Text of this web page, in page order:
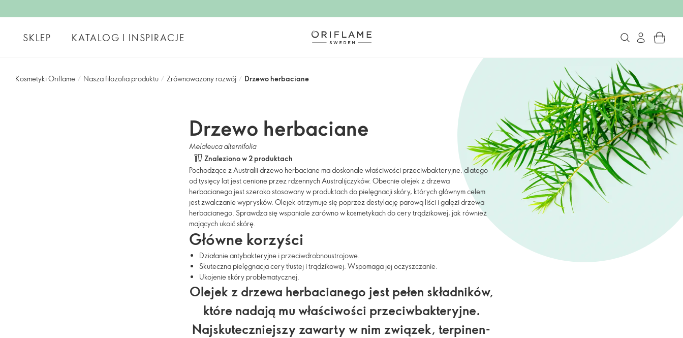
SKLEP KATALOG I INSPIRACJE
Kosmetyki Oriflame / Nasza filozofia produktu / Zrównoważony rozwój / Drzewo herbaciane
Drzewo herbaciane
Melaleuca alternifolia
Znaleziono w 2 produktach
Pochodzące z Australii drzewo herbaciane ma doskonałe właściwości przeciwbakteryjne, dlatego
od tysięcy lat jest cenione przez rdzennych Australijczyków. Obecnie olejek z drzewa
herbacianego jest szeroko stosowany w produktach do pielęgnacji skóry, których głównym celem
jest zwalczanie wyprysków. Olejek otrzymuje się poprzez destylację parową liści i gałęzi drzewa
herbacianego. Sprawdza się wspaniale zarówno w kosmetykach do cery trądzikowej, jak również
mających ukoić skórę.
Główne korzyści
Działanie antybakteryjne i przeciwdrobnoustrojowe.
Skuteczna pielęgnacja cery tłustej i trądzikowej. Wspomaga jej oczyszczanie.
Ukojenie skóry problematycznej.
Olejek z drzewa herbacianego jest pełen składników,
które nadają mu właściwości przeciwbakteryjne.
Najskuteczniejszy zawarty w nim związek, terpinen-